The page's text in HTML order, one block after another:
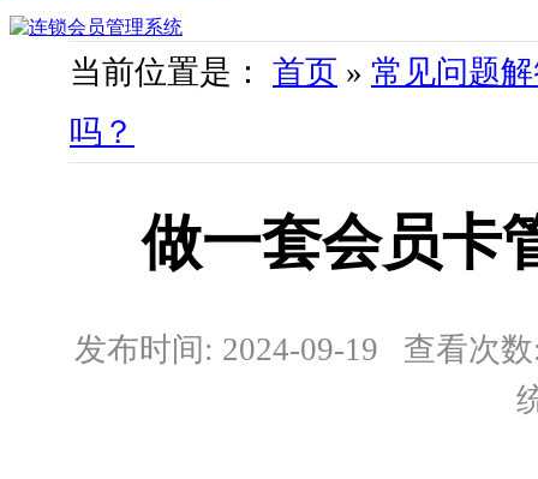
当前位置是： 首页 » 常见问题
吗？
做一套会员卡
发布时间: 2024-09-19 查看次